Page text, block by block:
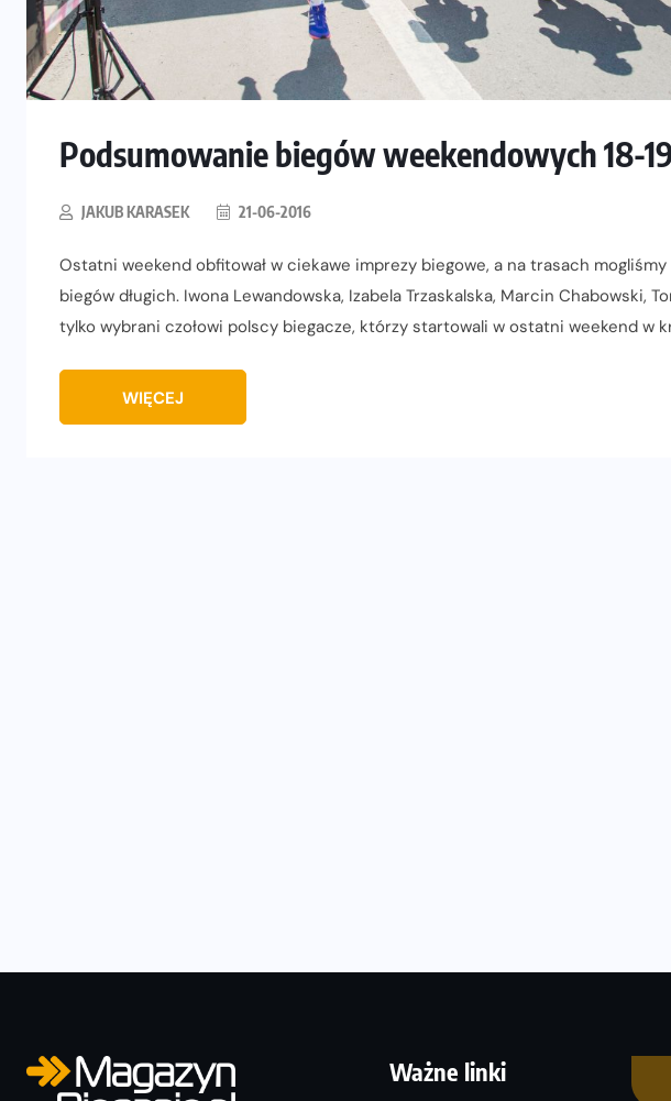
Podsumowanie biegów weekendowych 18-
JAKUB KARASEK 21-06-2016
Ostatni weekend obfitował w ciekawe imprezy biegowe, a na trasach
biegów długich. Iwona Lewandowska, Izabela Trzaskalska, Marcin Chabowski,
tylko wybrani czołowi polscy biegacze, którzy startowali w ostatni weekend w
WIĘCEJ
Ważne linki